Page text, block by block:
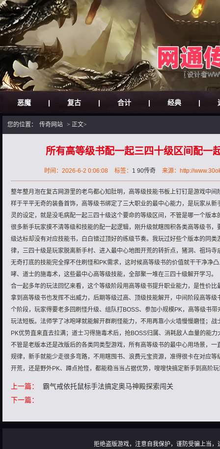
恶魔 | 复古 | 合计 | 经典 |
您的位置： 传奇网站 > 正文>
所有高等级书配一起三四十级区间配一
时间：2026-6-2 0:06:08 标签： 1 90传奇 来源：http://
整年整月泡在复古网游里的老鸟都心知肚明，高等级技能书板上钉钉是游戏中
样于平平无奇的装备首饰，高等级书绑定了三大职业的最中心能力，是玩家从
灵的设定，就是没毛病配一起三四十级这个要命的等级区间，不管是哪一个版
很多新手玩家摸不清等级和技能的配一起逻辑，刚升级就瞎囤积各类高等级书
级达标却没有对应技能书，白白错过顶好的练级节奏。我玩过好些个版本的同
律，三四十级是玩家脱离新手村、进入最中心地图开荒的转折点，猪洞、祖玛
无奇打底的技能完全撑不住刷怪和PK需求，这时候高等级书的价值就干干净净
哮、道士的施毒术，这些最中心高等级技能，全部聚一堆在三四十级解开学习。
合一起多年的玩法回忆来看，这个等级阶段用高等级书提升职业能力，是性价
拿到高等级书也发挥不出威力，后期等级过高、顶级技能解开，中间阶段高等
个阶段，玩家得要老多回刷怪升级、组队打BOSS、参加小规模PK，高等级书
玩法短板。法师学了冰咆哮就能解开群刷怪能力，不用再靠小火墙慢慢磨怪；
PK优势直来直去拉满；道士习得施毒术后，抢BOSS归属、消耗敌人血量的能力
不管是老版本还是改版后的各类同类型游戏，所有高等级书的最中心用场景，
规律，新手就能少走很多弯路，不用瞎囤书、浪费元宝资源，准得很卡在对应
开荒，还是野外PK、蹲点抢怪，都能稳当当占据优势，嗖嗖快搞定新手到高阶
上一篇：
霸气戒依托鼠标手法搞定奥马神殿探索闯关
下一篇：
拒绝盗版游戏，注意自我保护，谨防受骗上当